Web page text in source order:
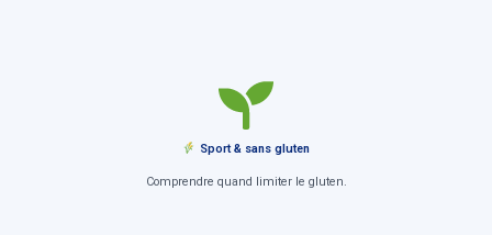
Sport & sans gluten
Comprendre quand limiter le gluten.